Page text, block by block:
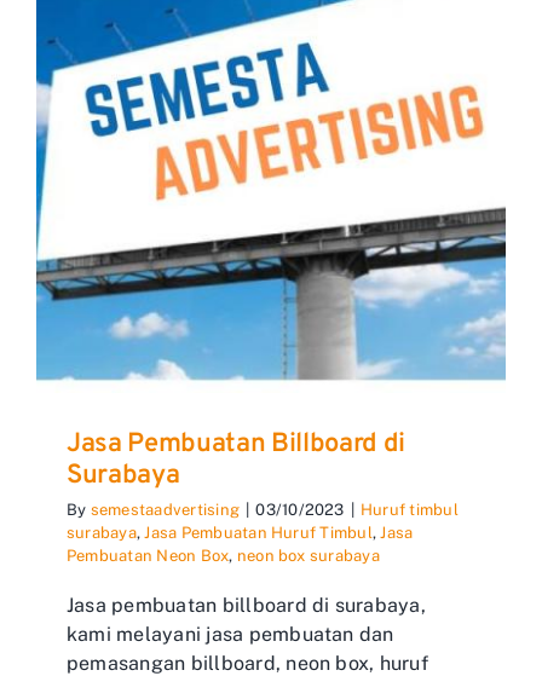
Jasa Pembuatan Billboard di
Surabaya
By semestaadvertising 03/10/2023
Huruf timbul
surabaya, Jasa Pembuatan Huruf Timbul, Jasa
Pembuatan Neon Box, neon box surabaya
Jasa pembuatan billboard di surabaya,
kami melayani jasa pembuatan dan
pemasangan billboard, neon box, huruf